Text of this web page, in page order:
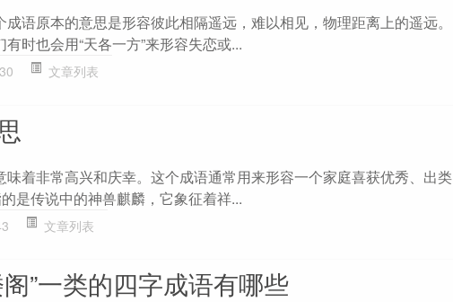
语原本的意思是形容彼此相隔遥远，难以相见，物理距离上的遥远。
时也会用“天各一方”来形容失恋或...
文章列表
着非常高兴和庆幸。这个成语通常用来形容一个家庭喜获优秀、出类
是传说中的神兽麒麟，它象征着祥...
文章列表
”一类的四字成语有哪些